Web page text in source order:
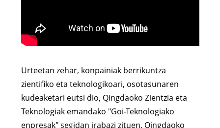
Urteetan zehar, konpainiak berrikuntza
zientifiko eta teknologikoari, osotasunaren
kudeaketari eutsi dio, Qingdaoko Zientzia eta
Teknologiak emandako "Goi-Teknologiako
enpresak" segidan irabazi zituen, Qingdaoko